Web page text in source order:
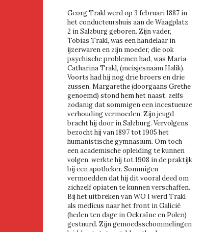
Georg Trakl werd op 3 februari 1887 in
het conducteurshuis aan de Waagplatz
2 in Salzburg geboren. Zijn vader,
Tobias Trakl, was een handelaar in
ijzerwaren en zijn moeder, die ook
psychische problemen had, was Maria
Catharina Trakl, (meisjesnaam Halik).
Voorts had hij nog drie broers en drie
zussen. Margarethe (doorgaans Grethe
genoemd) stond hem het naast, zelfs
zodanig dat sommigen een incestueuze
verhouding vermoeden. Zijn jeugd
bracht hij door in Salzburg. Vervolgens
bezocht hij van 1897 tot 1905 het
humanistische gymnasium. Om toch
een academische opleiding te kunnen
volgen, werkte hij tot 1908 in de praktijk
bij een apotheker. Sommigen
vermoedden dat hij dit vooral deed om
zichzelf opiaten te kunnen verschaffen.
Bij het uitbreken van WO I werd Trakl
als medicus naar het front in Galicië
(heden ten dage in Oekraïne en Polen)
gestuurd. Zijn gemoedsschommelingen